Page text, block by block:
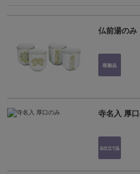
仏前湯のみ
寺名入 厚